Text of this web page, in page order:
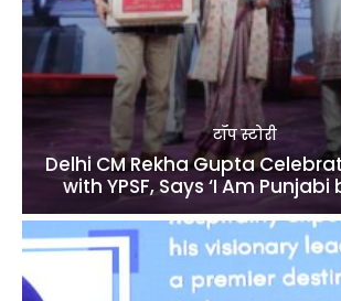
टॉप स्टोरी
Delhi CM Rekha Gupta
with YPSF, Says ‘I Am Punjabi